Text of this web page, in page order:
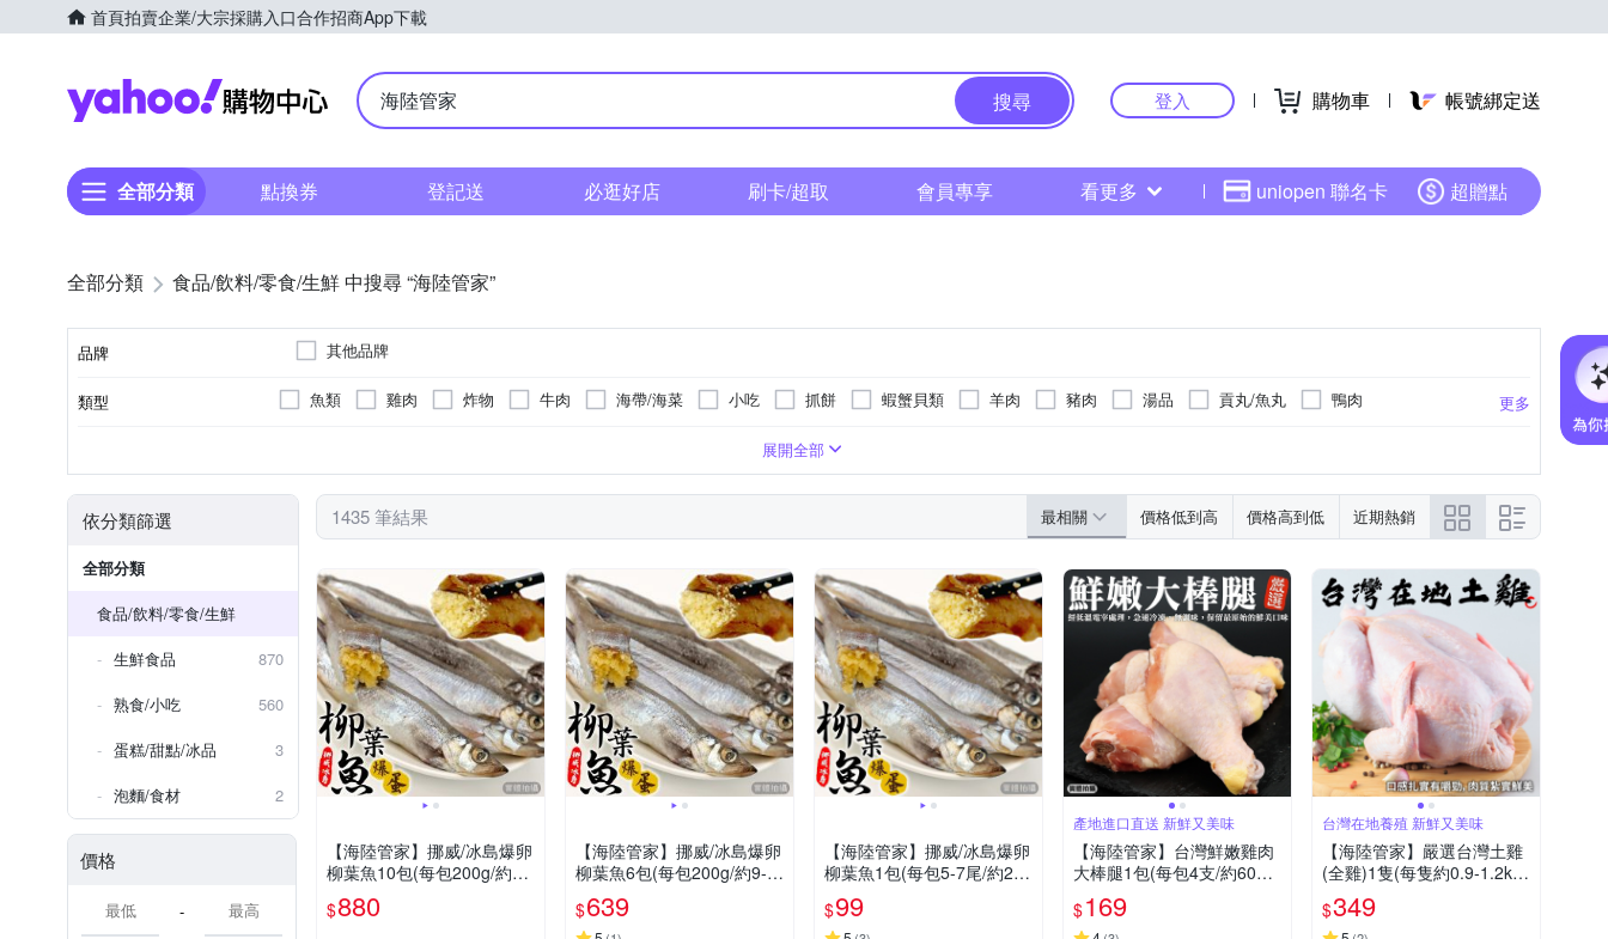
首頁拍賣企業/大宗採購入口合作招商App下載
Yahoo購物中心
搜尋 登入 購物車 帳號綁定送
全部分類 點換券 登記送 必逛好店 刷卡/超取 會員專享 看更多 uniopen 聯名卡 超贈點
全部分類 食品/飲料/零食/生鮮 中搜尋 “海陸管家”
品牌 其他品牌
類型 更多
魚類 雞肉 炸物 牛肉 海帶/海菜 小吃 抓餅 蝦蟹貝類 羊肉 豬肉 湯品 貢丸/魚丸
鴨肉
涼拌小菜
水果
甜湯 其他生鮮及組合 其他加工品
肉串
羊 其他肉品
浙江粵式
02-828719 02-82871797
02-82871798
展開全部
依分類篩選
全部分類
食品/飲料/零食/生鮮
生鮮食品
870
熟食/小吃
560
蛋糕/甜點/冰品
3
泡麵/食材
2
價格
-
1435 筆結果 最相關 價格低到高 價格高到低 近期熱銷
【海陸管家】挪威/冰島爆卵
柳葉魚10包(每包200g/約9-
13尾)
$880
【海陸管家】挪威/冰島爆卵
柳葉魚6包(每包200g/約9-1
3尾)
$639
【海陸管家】挪威/冰島爆卵
柳葉魚1包(每包5-7尾/約200
g)(滿額)
$99
產地進口直送 新鮮又美味
【海陸管家】台灣鮮嫩雞肉
大棒腿1包(每包4支/約600g)
(滿額)
$169
台灣在地養殖 新鮮又美味
【海陸管家】嚴選台灣土雞
(全雞)1隻(每隻約0.9-1.2kg)
(滿額)
$349